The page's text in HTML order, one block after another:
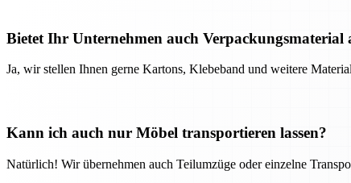
Bietet Ihr Unternehmen auch Verpackungsmaterial
Ja, wir stellen Ihnen gerne Kartons, Klebeband und weitere
Kann ich auch nur Möbel transportieren lassen?
Natürlich! Wir übernehmen auch Teilumzüge oder einzelne